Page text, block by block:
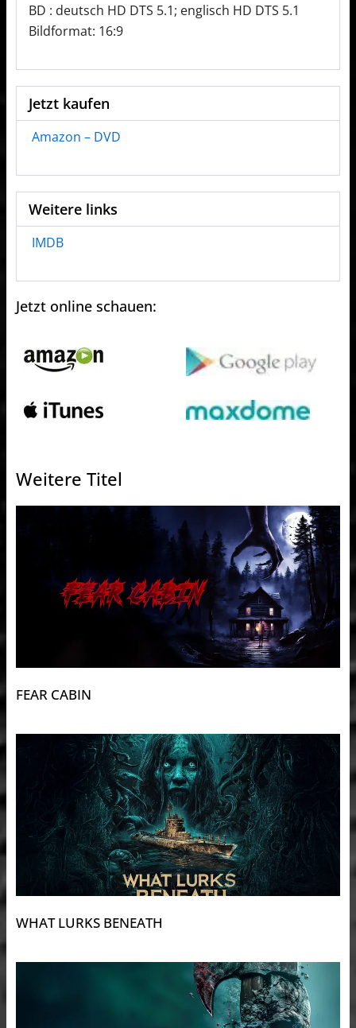
BD : deutsch HD DTS 5.1; englisch HD DTS 5.1
Bildformat: 16:9
Jetzt kaufen
Amazon – DVD
Weitere links
IMDB
Jetzt online schauen:
Weitere Titel
FEAR CABIN
WHAT LURKS BENEATH